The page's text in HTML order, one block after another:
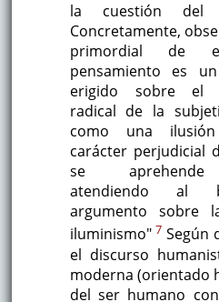
la cuestión del
Concretamente,
primordial de
pensamiento es
erigido sobre el
radical de la
como una
carácter perjudicial
se aprehende
atendiendo al
argumento sobre
iluminismo" 7 Según
el discurso
moderna (orientado
del ser humano